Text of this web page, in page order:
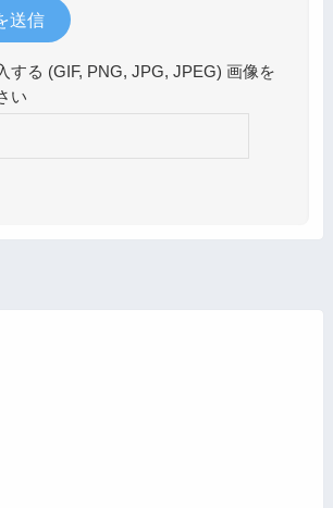
する (GIF, PNG, JPG, JPEG) 画像を
い